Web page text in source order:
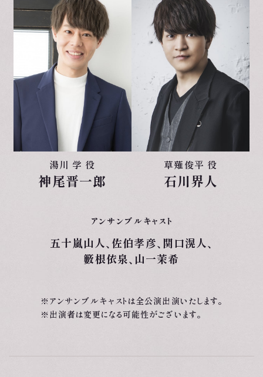
湯川 学 役
神尾晋一郎
草薙俊平 役
石川界人
アンサンブルキャスト
五十嵐山人、 佐伯孝彦、 関口滉人、
籔根依泉、 山一茉希
※アンサンブルキャストは全公演出演いたします。
※出演者は変更になる可能性がございます。